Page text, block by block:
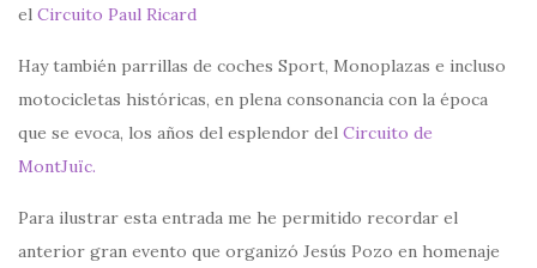
el Circuito Paul Ricard
Hay también parrillas de coches Sport, Monoplazas e incluso
motocicletas históricas, en plena consonancia con la época
que se evoca, los años del esplendor del Circuito de
MontJuïc.
Para ilustrar esta entrada me he permitido recordar el
anterior gran evento que organizó Jesús Pozo en homenaje